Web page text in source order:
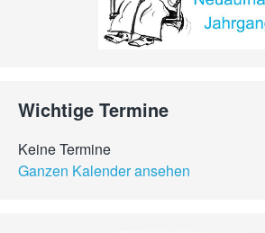
Wichtige Termine
Keine Termine
Ganzen Kalender ansehen